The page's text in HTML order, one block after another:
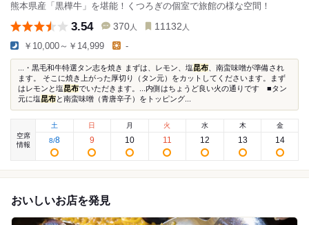
熊本県産「黒樺牛」を堪能！くつろぎの個室で旅館の様な空間！
3.54 370 人 11132 人
￥10,000～￥14,999 -
...・黒毛和牛特選タン志を焼き まずは、レモン、塩昆布 、南蛮味噌が準備され
ます。 そこに焼き上がった厚切り（タン元）をカットしてくださいます。まず
はレモンと塩昆布でいただきます。...内側はちょうど良い火の通りです ■タン
元に塩昆布と南蛮味噌（青唐辛子）をトッピング...
空席
情報
土
8/8
日
9
月
10
火
11
水
12
木
13
金
14
おいしいお店を発見